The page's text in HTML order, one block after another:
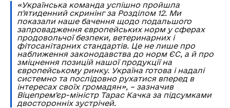
«Українська команда успішно пройшла
пʼятиденний скринінг за Розділом 12. Ми
показали наше бачення щодо подальшого
запровадження європейських норм у сферах
продовольчої безпеки, ветеринарних і
фітосанітарних стандартів. Це не лише про
наближення законодавства до норм ЄС, а й про
зміцнення позицій нашої продукції на
європейському ринку. Україна готова і надалі
системно та послідовно рухатися вперед в
інтересах своїх громадян», – зазначив
Віцепремʼєр-міністр Тарас Качка за підсумками
двосторонніх зустрічей.